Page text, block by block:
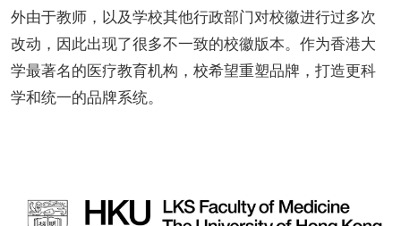
外由于教师，以及学校其他行政部门对校徽进行过多次
改动，因此出现了很多不一致的校徽版本。作为香港大
学最著名的医疗教育机构，校希望重塑品牌，打造更科
学和统一的品牌系统。